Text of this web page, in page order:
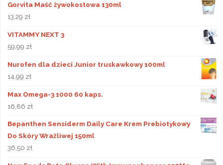
Gorvita Maść żywokostowa 130ml
13,29 zł
VITAMMY NEXT 3
59,99 zł
Nurofen dla dzieci Junior truskawkowy 100ml
14,99 zł
Max Omega-3 1000 60 kaps.
16,86 zł
Bepanthen Sensiderm Daily Care Krem Prebiotykowy
Do Skóry Wrażliwej 150ml
36,50 zł